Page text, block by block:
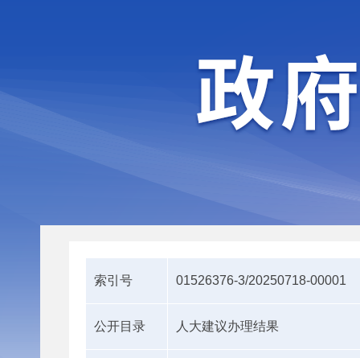
索引号 01526376-3/20250718-00001
公开目录 人大建议办理结果